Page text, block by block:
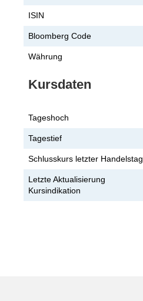
ISIN
Bloomberg Code
Währung
Kursdaten
Tageshoch
Tagestief
Schlusskurs letzter Handelstag
Letzte Aktualisierung
Kursindikation